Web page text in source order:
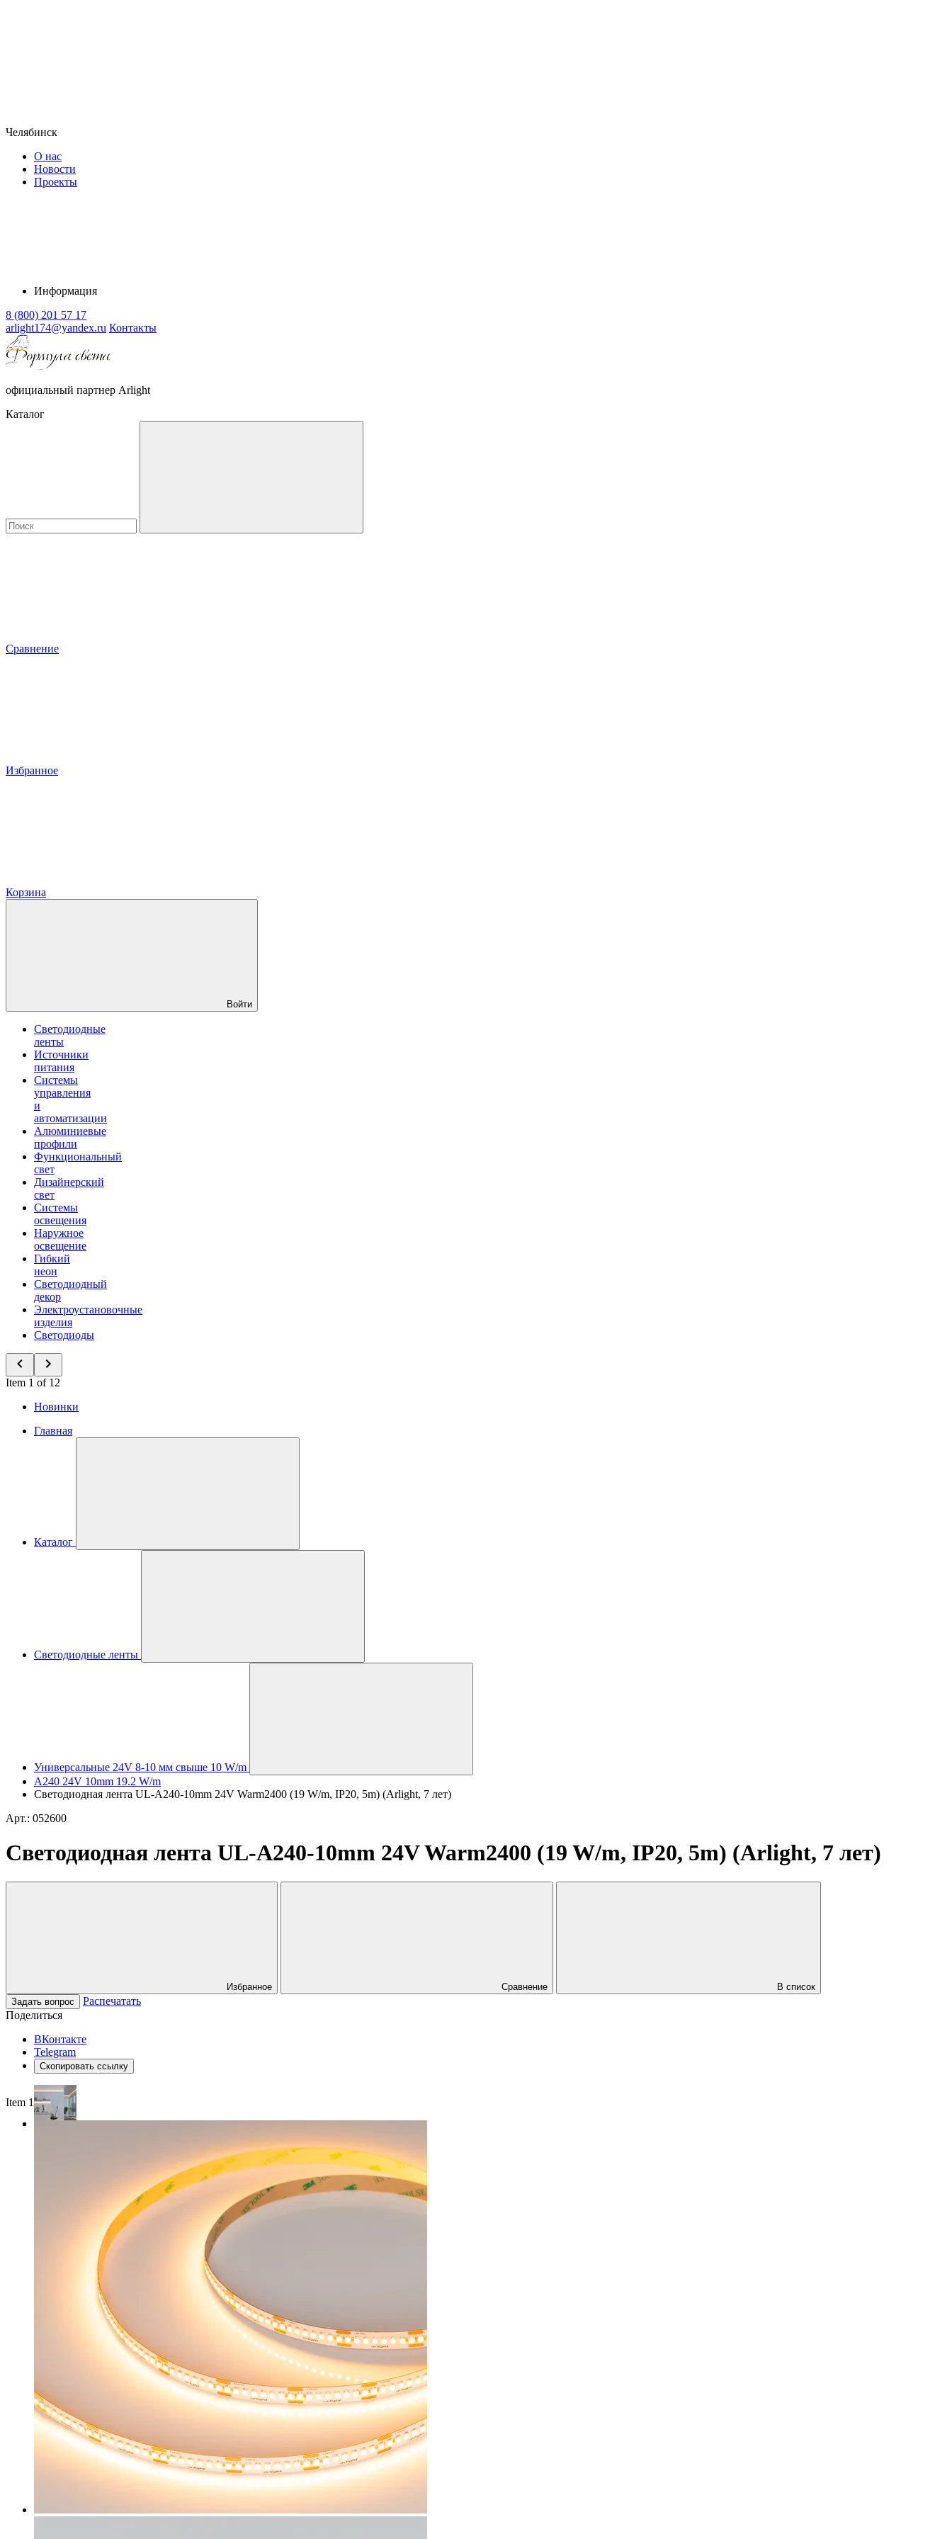
Челябинск
О нас
Новости
Проекты
Информация
8 (800) 201 57 17
arlight174@yandex.ru Контакты
официальный партнер Arlight
Каталог
Сравнение
Избранное
Корзина
Войти
Светодиодные
ленты
Источники
питания
Системы
управления
и
автоматизации
Алюминиевые
профили
Функциональный
свет
Дизайнерский
свет
Системы
освещения
Наружное
освещение
Гибкий
неон
Светодиодный
декор
Электроустановочные
изделия
Светодиоды
Item 1 of 12
Новинки
Главная
Каталог
Светодиодные ленты
Универсальные 24V 8-10 мм свыше 10 W/m
A240 24V 10mm 19.2 W/m
Светодиодная лента UL-A240-10mm 24V Warm2400 (19 W/m, IP20, 5m) (Arlight, 7 лет)
Арт.: 052600
Светодиодная лента UL-A240-10mm 24V Warm2400 (19 W/m, IP20, 5m) (Arlight, 7 лет)
Избранное Сравнение
В список
Задать вопрос
Распечатать
Поделиться
ВКонтакте
Telegram
Скопировать ссылку
Item 1 of 4